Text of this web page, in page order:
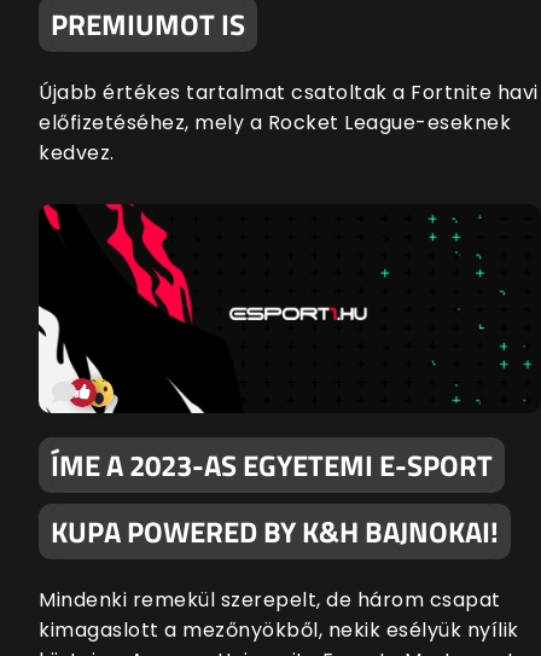
PREMIUMOT IS
Újabb értékes tartalmat csatoltak a Fortnite havi
előfizetéséhez, mely a Rocket League-eseknek
kedvez.
ÍME A 2023-AS EGYETEMI E-SPORT
KUPA POWERED BY K&H BAJNOKAI!
Mindenki remekül szerepelt, de három csapat
kimagaslott a mezőnyökből, nekik esélyük nyílik